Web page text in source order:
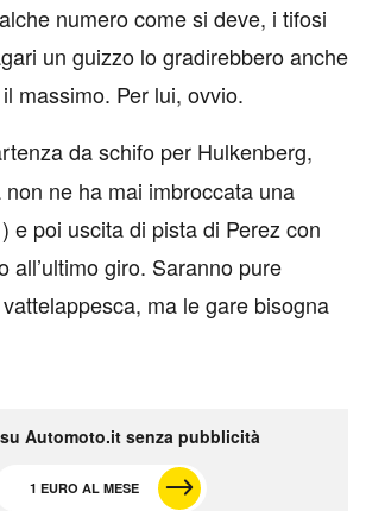
numero come si deve, i tifosi
un guizzo lo gradirebbero anche
massimo. Per lui, ovvio.
da schifo per Hulkenberg,
ne ha mai imbroccata una
e poi uscita di pista di Perez con
all’ultimo giro. Saranno pure
ma le gare bisogna
Automoto.it senza pubblicità
1 EURO AL MESE